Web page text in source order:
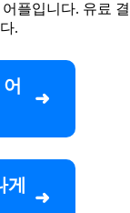
플입니다. 유료 결
.
게